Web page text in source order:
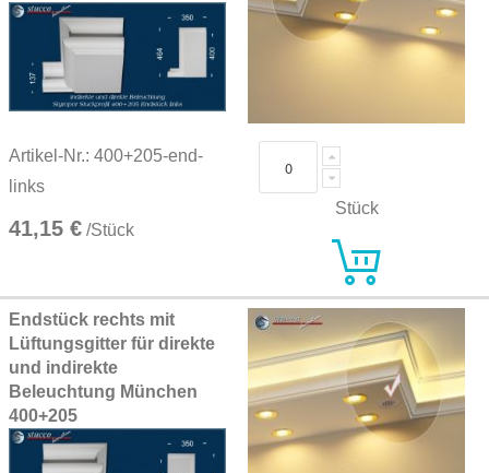
Artikel-Nr.: 400+205-end-
links
41,15 € /Stück
Stück
Endstück rechts mit
Lüftungsgitter für direkte
und indirekte
Beleuchtung München
400+205